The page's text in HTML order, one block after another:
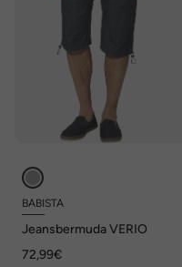
BABISTA
Jeansbermuda VERIO
72,99€